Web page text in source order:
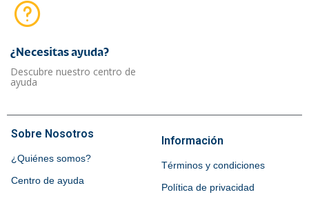
¿Necesitas ayuda?​
Descubre nuestro centro de
ayuda
Sobre Nosotros
¿Quiénes somos?
Centro de ayuda
Información
Términos y condiciones
Política de privacidad